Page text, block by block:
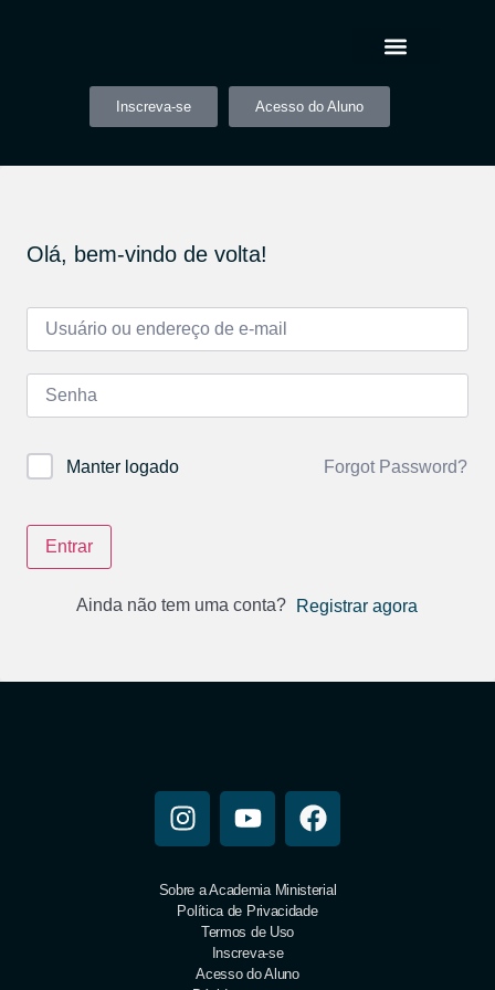
Inscreva-se Acesso do Aluno
Olá, bem-vindo de volta!
Manter logado Forgot Password?
Entrar
Ainda não tem uma conta? Registrar agora
Sobre a Academia Ministerial
Política de Privacidade
Termos de Uso
Inscreva-se
Acesso do Aluno